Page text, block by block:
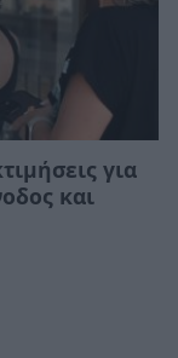
για
και